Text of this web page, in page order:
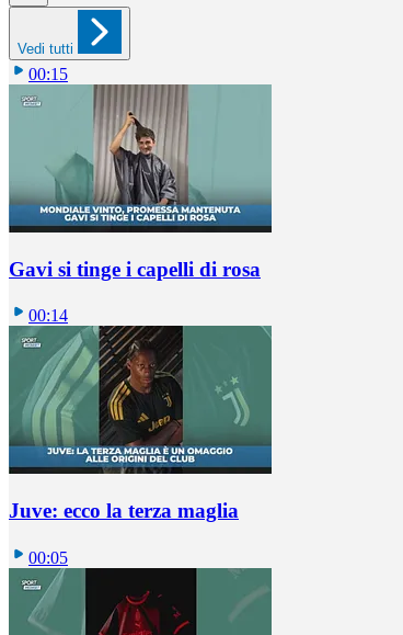
Vedi tutti
00:15
Gavi si tinge i capelli di rosa
00:14
Juve: ecco la terza maglia
00:05